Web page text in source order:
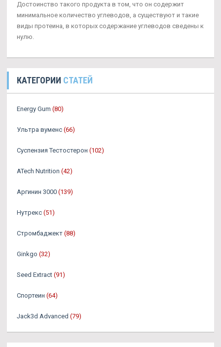
Достоинство такого продукта в том, что он содержит
минимальное количество углеводов, а существуют и такие
виды протеина, в которых содержание углеводов сведены к
нулю.
КАТЕГОРИИ СТАТЕЙ
Energy Gum (80)
Ультра вуменс (66)
Суспензия Тестостерон (102)
ATech Nutrition (42)
Аргинин 3000 (139)
Нутрекс (51)
Стромбаджект (88)
Ginkgo (32)
Seed Extract (91)
Спортеин (64)
Jack3d Advanced (79)